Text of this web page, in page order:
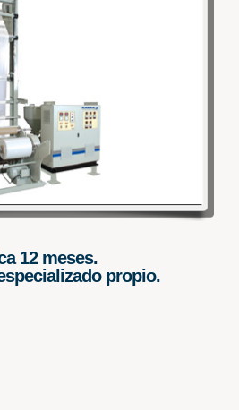
12 meses.
propio.